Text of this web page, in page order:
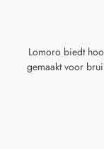
Lomoro biedt
gemaakt voor